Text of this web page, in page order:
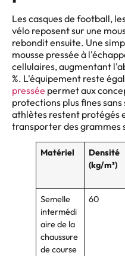
Les casques de football,
vélo reposent sur une
rebondit ensuite. Une
mousse pressée à
cellulaires, augmentant
%. L'équipement reste
pressée permet aux
protections plus fines
athlètes restent protégés
transporter des grammes
Matériel
Densité
(kg/m³)
Semelle
intermédi
aire de la
chaussure
de course
60